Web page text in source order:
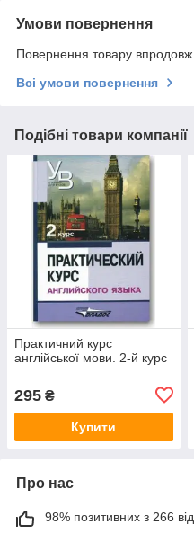
Умови повернення
Повернення товару впродовж
Всі умови повернення
Подібні товари компанії
Практичний курс
англійської мови. 2-й курс
295 ₴
Купити
Про нас
98% позитивних з 266